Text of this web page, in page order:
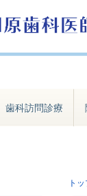
歯科訪問診療
ト